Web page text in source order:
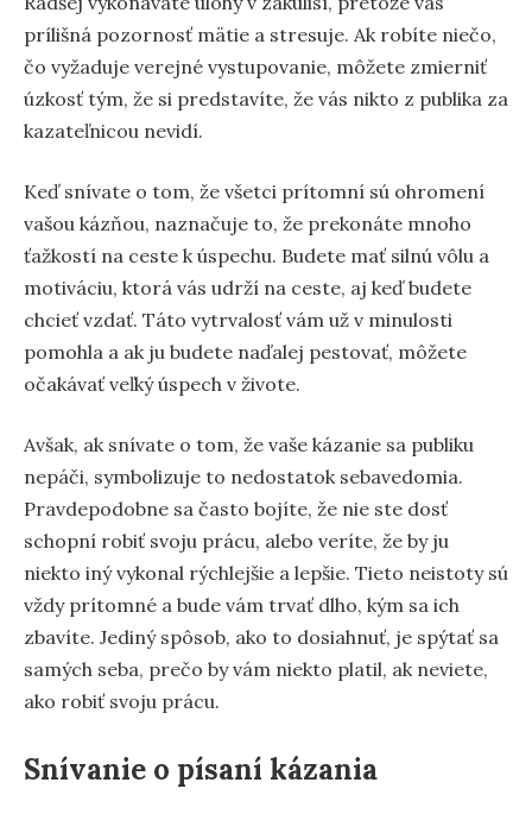
prílišná pozornosť mätie a stresuje. Ak robíte niečo,
čo vyžaduje verejné vystupovanie, môžete zmierniť
úzkosť tým, že si predstavíte, že vás nikto z publika za
kazateľnicou nevidí.
Keď snívate o tom, že všetci prítomní sú ohromení
vašou kázňou, naznačuje to, že prekonáte mnoho
ťažkostí na ceste k úspechu. Budete mať silnú vôlu a
motiváciu, ktorá vás udrží na ceste, aj keď budete
chcieť vzdať. Táto vytrvalosť vám už v minulosti
pomohla a ak ju budete naďalej pestovať, môžete
očakávať veľký úspech v živote.
Avšak, ak snívate o tom, že vaše kázanie sa publiku
nepáči, symbolizuje to nedostatok sebavedomia.
Pravdepodobne sa často bojíte, že nie ste dosť
schopní robiť svoju prácu, alebo veríte, že by ju
niekto iný vykonal rýchlejšie a lepšie. Tieto neistoty sú
vždy prítomné a bude vám trvať dlho, kým sa ich
zbavíte. Jediný spôsob, ako to dosiahnuť, je spýtať sa
samých seba, prečo by vám niekto platil, ak neviete,
ako robiť svoju prácu.
Snívanie o písaní kázania